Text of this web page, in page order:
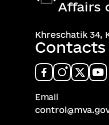
Affairs
Khreschatik 34,
Contacts
Email